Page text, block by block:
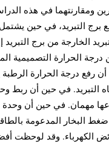
ومقارنتهما في هذه
التبريد، في حين
الخارجة من برج
الحرارة التصميمية
رفع درجة الحرارة
في حين أن ربط
مهمان. في حين أن
البخار المدعومة
بيع فائض الكهرباء. وقد